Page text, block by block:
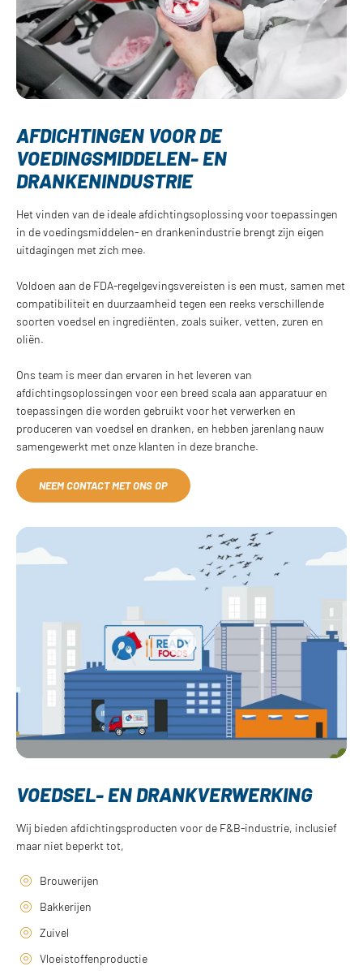
AFDICHTINGEN VOOR DE
VOEDINGSMIDDELEN- EN
DRANKENINDUSTRIE
Het vinden van de ideale afdichtingsoplossing voor toepassingen
in de voedingsmiddelen- en drankenindustrie brengt zijn eigen
uitdagingen met zich mee.
Voldoen aan de FDA-regelgevingsvereisten is een must, samen met
compatibiliteit en duurzaamheid tegen een reeks verschillende
soorten voedsel en ingrediënten, zoals suiker, vetten, zuren en
oliën.
Ons team is meer dan ervaren in het leveren van
afdichtingsoplossingen voor een breed scala aan apparatuur en
toepassingen die worden gebruikt voor het verwerken en
produceren van voedsel en dranken, en hebben jarenlang nauw
samengewerkt met onze klanten in deze branche.
NEEM CONTACT MET ONS OP
VOEDSEL- EN DRANKVERWERKING
Wij bieden afdichtingsproducten voor de F&B-industrie, inclusief
maar niet beperkt tot,
Brouwerijen
Bakkerijen
Zuivel
Vloeistoffenproductie